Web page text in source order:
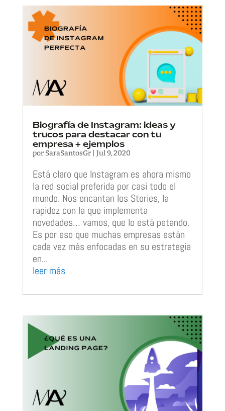
Biografía de Instagram: ideas y
trucos para destacar con tu
empresa + ejemplos
por SaraSantosGr| Jul 9, 2020
Está claro que Instagram es ahora mismo
la red social preferida por casi todo el
mundo. Nos encantan los Stories, la
rapidez con la que implementa
novedades… vamos, que lo está petando.
Es por eso que muchas empresas están
cada vez más enfocadas en su estrategia
en...
leer más